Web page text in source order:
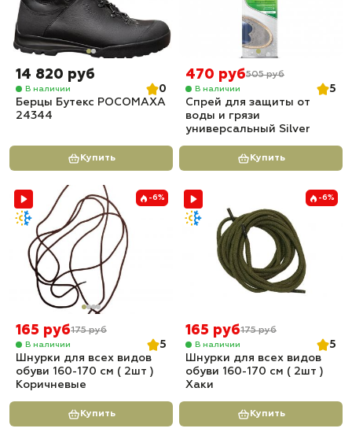
14 820 руб
В наличии
0
Берцы Бутекс РОСОМАХА
24344
Купить
470 руб505 руб
В наличии
5
Спрей для защиты от
воды и грязи
универсальный Silver
Купить
-6%
165 руб175 руб
В наличии
5
Шнурки для всех видов
обуви 160-170 см ( 2шт )
Коричневые
Купить
-6%
165 руб175 руб
В наличии
5
Шнурки для всех видов
обуви 160-170 см ( 2шт )
Хаки
Купить